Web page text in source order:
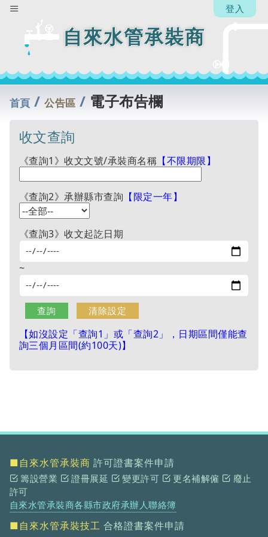
自來水管承裝商
登入
首頁 /公告區 / 電子布告欄
收文查詢
《查詢1》收文文號/承裝商名稱 【不限期限】
《查詢2》承辦縣市查詢 【限定一年】
《查詢3》收文起訖日期
~
【如沒設定「查詢1」或「查詢2」，日期區間僅能查
詢三個月區間(約100天)】
人】
楊省
中
回
列
表
■自來水管承裝商 許可證書案件申請
籌設營業 證冊展延 變更許可 更名補解僱
廢止
許可
自來水管承裝商各縣市政府承辦人聯絡簿
■自來水管承裝技工 合格證書案件申請